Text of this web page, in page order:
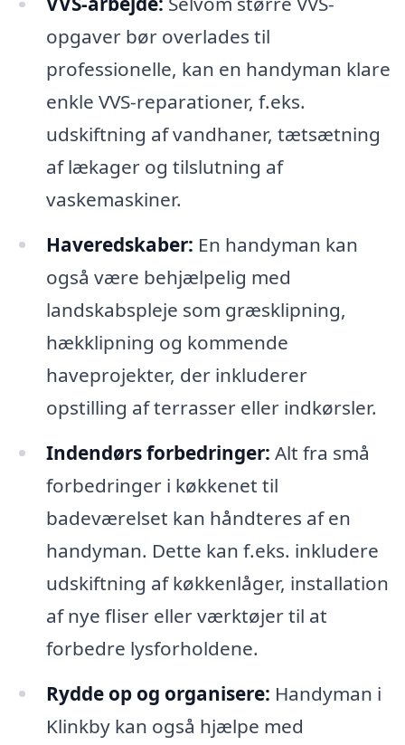
opgaver bør overlades til
professionelle, kan en handyman klare
enkle VVS-reparationer, f.eks.
udskiftning af vandhaner, tætsætning
af lækager og tilslutning af
vaskemaskiner.
Haveredskaber: En handyman kan
også være behjælpelig med
landskabspleje som græsklipning,
hækklipning og kommende
haveprojekter, der inkluderer
opstilling af terrasser eller indkørsler.
Indendørs forbedringer: Alt fra små
forbedringer i køkkenet til
badeværelset kan håndteres af en
handyman. Dette kan f.eks. inkludere
udskiftning af køkkenlåger, installation
af nye fliser eller værktøjer til at
forbedre lysforholdene.
Rydde op og organisere: Handyman i
Klinkby kan også hjælpe med